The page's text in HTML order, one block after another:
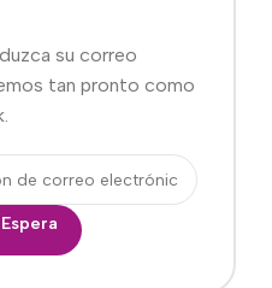
su correo
tan pronto como